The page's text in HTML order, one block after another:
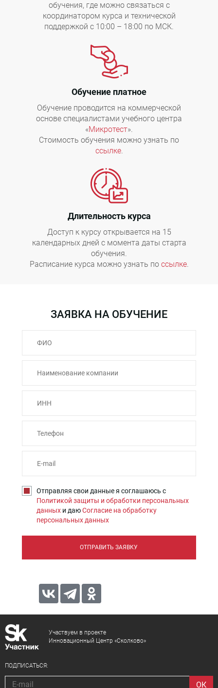
обучения, где можно связаться с
координатором курса и технической
поддержкой с 10:00 – 18:00 по МСК.
Обучение платное
Обучение проводится на коммерческой
основе специалистами учебного центра
«Микротест».
Стоимость обучения можно узнать по
ссылке.
Длительность курса
Доступ к курсу открывается на 15
календарных дней с момента даты старта
обучения.
Расписание курса можно узнать по ссылке.
ЗАЯВКА НА ОБУЧЕНИЕ
Отправляя свои данные я соглашаюсь с
Политикой защиты и обработки персональных
данныхи даюСогласие на обработку
персональных данных
ОТПРАВИТЬ ЗАЯВКУ
Участвуем в проекте
Инновационный Центр «Сколково»
ПОДПИСАТЬСЯ: